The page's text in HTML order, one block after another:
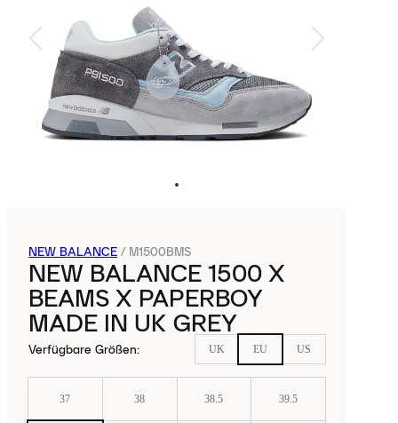
NEW BALANCE / M1500BMS
NEW BALANCE 1500 X
BEAMS X PAPERBOY
MADE IN UK GREY
Verfügbare Größen: UK EU US
37 38 38.5 39.5